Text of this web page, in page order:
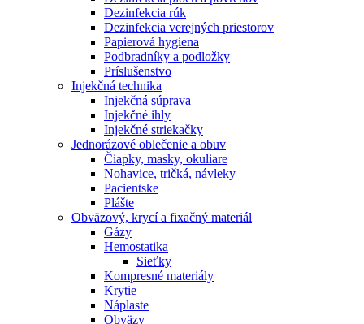
Dezinfekcia rúk
Dezinfekcia verejných priestorov
Papierová hygiena
Podbradníky a podložky
Príslušenstvo
Injekčná technika
Injekčná súprava
Injekčné ihly
Injekčné striekačky
Jednorázové oblečenie a obuv
Čiapky, masky, okuliare
Nohavice, tričká, návleky
Pacientske
Plášte
Obväzový, krycí a fixačný materiál
Gázy
Hemostatika
Sieťky
Kompresné materiály
Krytie
Náplaste
Obväzy